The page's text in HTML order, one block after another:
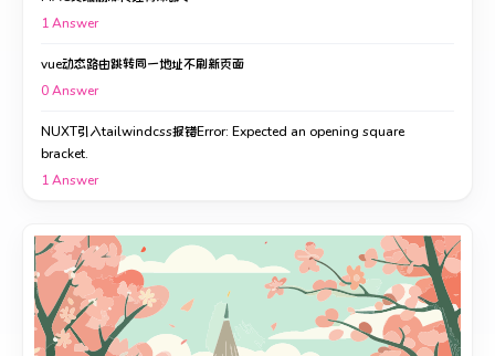
1Answer
vue动态路由跳转同一地址不刷新页面
0Answer
NUXT引入tailwindcss报错Error: Expected an opening square
bracket.
1Answer